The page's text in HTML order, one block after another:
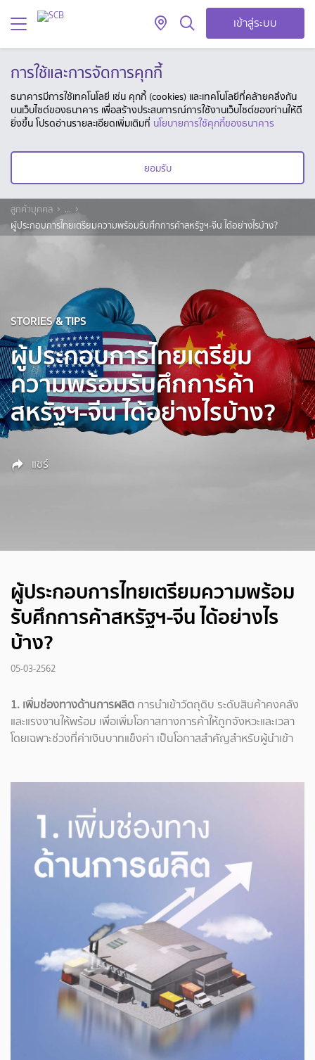
เข้าสู่ระบบ
การใช้และการจัดการคุกกี้
ธนาคารมีการใช้เทคโนโลยี เช่น คุกกี้ (cookies) และเทคโนโลยีที่คล้ายคลึงกัน
บนเว็บไซต์ของธนาคาร เพื่อสร้างประสบการณ์การใช้งานเว็บไซต์ของท่านให้ดี
ยิ่งขึ้น โปรดอ่านรายละเอียดเพิ่มเติมที่ นโยบายการใช้คุกกี้ของธนาคาร
ยอมรับ
ลูกค้าบุคคล
...
ผู้ประกอบการไทยเตรียมความพร้อมรับศึกการค้าสหรัฐฯ-จีน ได้อย่างไรบ้าง?
STORIES & TIPS
ผู้ประกอบการไทยเตรียม
ความพร้อมรับศึกการค้า
สหรัฐฯ-จีน ได้อย่างไรบ้าง?
แชร์
ผู้ประกอบการไทยเตรียมความพร้อม
รับศึกการค้าสหรัฐฯ-จีน ได้อย่างไร
บ้าง?
05-03-2562
1. เพิ่มช่องทางด้านการผลิต การนำเข้าวัตถุดิบ ระดับสินค้าคงคลัง
และแรงงานให้พร้อม เพื่อเพิ่มโอกาสทางการค้าให้ถูกจังหวะและเวลา
โดยเฉพาะช่วงที่ค่าเงินบาทแข็งค่า เป็นโอกาสสำคัญสำหรับผู้นำเข้า